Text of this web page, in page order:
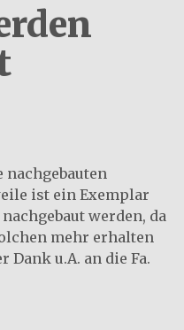
ist ein Exemplar
werden, da
mehr erhalten
Dank u.A. an die Fa.